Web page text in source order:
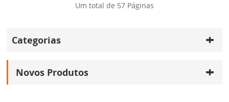
Um total de 57Páginas
Categorias
Novos Produtos